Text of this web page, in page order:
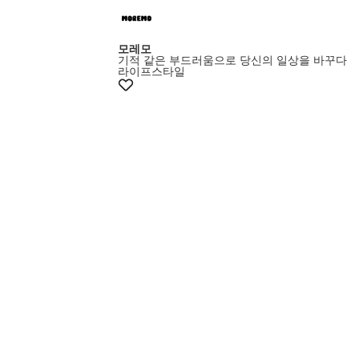
5%쿠폰+증정
모레모
기적 같은 부드러움으로 당신의 일상을 바꾸다
라이프스타일